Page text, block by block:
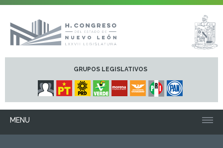
GRUPOS LEGISLATIVOS
MENU